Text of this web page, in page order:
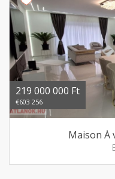
219 000 000 Ft
€603 256
Maison Á